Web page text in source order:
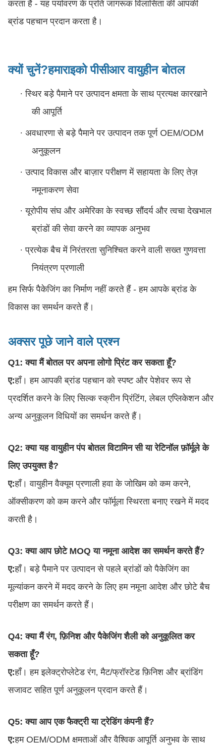
करता है - यह पर्यावरण के प्रति जागरूक विलासिता की आपकी
ब्रांड पहचान प्रदान करता है।
क्यों चुनें?हमाराइको पीसीआर वायुहीन बोतल
· स्थिर बड़े पैमाने पर उत्पादन क्षमता के साथ प्रत्यक्ष कारखाने
की आपूर्ति
· अवधारणा से बड़े पैमाने पर उत्पादन तक पूर्ण OEM/ODM
अनुकूलन
· उत्पाद विकास और बाज़ार परीक्षण में सहायता के लिए तेज़
नमूनाकरण सेवा
· यूरोपीय संघ और अमेरिका के स्वच्छ सौंदर्य और त्वचा देखभाल
ब्रांडों की सेवा करने का व्यापक अनुभव
· प्रत्येक बैच में निरंतरता सुनिश्चित करने वाली सख्त गुणवत्ता
नियंत्रण प्रणाली
हम सिर्फ पैकेजिंग का निर्माण नहीं करते हैं - हम आपके ब्रांड के
विकास का समर्थन करते हैं।
अक्सर पूछे जाने वाले प्रश्न
Q1: क्या मैं बोतल पर अपना लोगो प्रिंट कर सकता हूँ?
ए:हाँ। हम आपकी ब्रांड पहचान को स्पष्ट और पेशेवर रूप से
प्रदर्शित करने के लिए सिल्क स्क्रीन प्रिंटिंग, लेबल एप्लिकेशन और
अन्य अनुकूलन विधियों का समर्थन करते हैं।
Q2: क्या यह वायुहीन पंप बोतल विटामिन सी या रेटिनॉल फ़ॉर्मूले के
लिए उपयुक्त है?
ए:हाँ। वायुहीन वैक्यूम प्रणाली हवा के जोखिम को कम करने,
ऑक्सीकरण को कम करने और फॉर्मूला स्थिरता बनाए रखने में मदद
करती है।
Q3: क्या आप छोटे MOQ या नमूना आदेश का समर्थन करते हैं?
ए:हाँ। बड़े पैमाने पर उत्पादन से पहले ब्रांडों को पैकेजिंग का
मूल्यांकन करने में मदद करने के लिए हम नमूना आदेश और छोटे बैच
परीक्षण का समर्थन करते हैं।
Q4: क्या मैं रंग, फ़िनिश और पैकेजिंग शैली को अनुकूलित कर
सकता हूँ?
ए:हाँ। हम इलेक्ट्रोप्लेटेड रंग, मैट/फ्रॉस्टेड फ़िनिश और ब्रांडिंग
सजावट सहित पूर्ण अनुकूलन प्रदान करते हैं।
Q5: क्या आप एक फैक्ट्री या ट्रेडिंग कंपनी हैं?
ए:हम OEM/ODM क्षमताओं और वैश्विक आपूर्ति अनुभव के साथ